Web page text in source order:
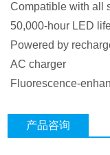
Compatible with all
50,000-hour LED
Powered by
AC charger
Fluorescence-
产品咨询